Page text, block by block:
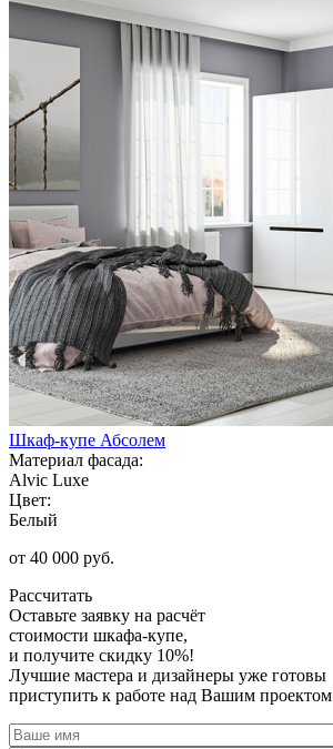
Шкаф-купе Абсолем
Материал фасада:
Alvic Luxe
Цвет:
Белый
от 40 000 руб.
Рассчитать
Оставьте заявку на расчёт
стоимости шкафа-купе,
и получите скидку 10%!
Лучшие мастера и дизайнеры уже готовы
приступить к работе над Вашим проектом